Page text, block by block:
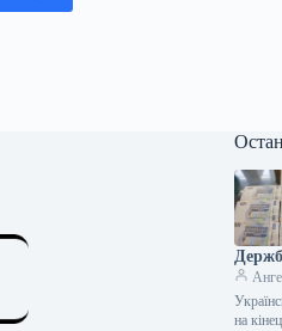
на